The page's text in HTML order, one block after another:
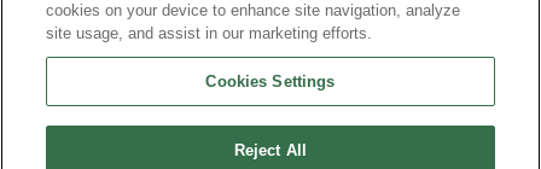
Interdiction de vente de boissons alcooliques aux mineurs de
moins de 18 ans
La preuve de majorité de l'acheteur est exigée au moment de la vente
Code de la santé publique, Aar.l.3342-1 et l.3353-3
cookies on your device to enhance site navigation, analyze
site usage, and assist in our marketing efforts.
Cookies Settings
Reject All